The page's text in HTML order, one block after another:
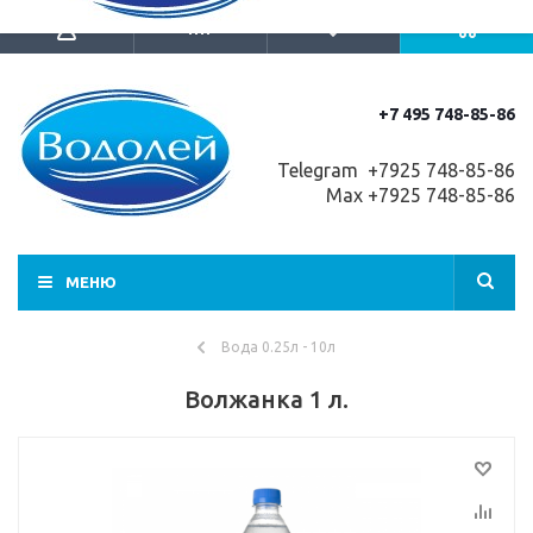
+7 495 748-85-86
Telegram +7925 748-85-86
Max +7925 748-85-86
МЕНЮ
Вода 0.25л - 10л
Волжанка 1 л.